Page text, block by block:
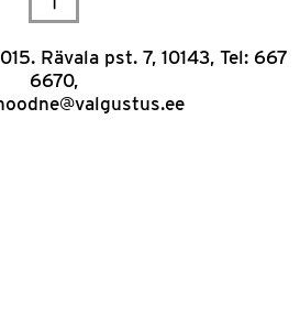
to
top
Rävala pst. 7, 10143, Tel: 667
6670,